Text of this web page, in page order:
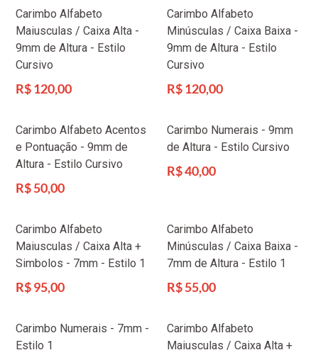
Carimbo Alfabeto
Maiusculas / Caixa Alta -
9mm de Altura - Estilo
Cursivo
Preço
R$ 120,00
Carimbo Alfabeto
Minúsculas / Caixa Baixa -
9mm de Altura - Estilo
Cursivo
Preço
R$ 120,00
Carimbo Alfabeto Acentos
e Pontuação - 9mm de
Altura - Estilo Cursivo
Preço
R$ 50,00
Carimbo Numerais - 9mm
de Altura - Estilo Cursivo
Preço
R$ 40,00
Carimbo Alfabeto
Maiusculas / Caixa Alta +
Simbolos - 7mm - Estilo 1
Preço
R$ 95,00
Carimbo Alfabeto
Minúsculas / Caixa Baixa -
7mm de Altura - Estilo 1
Preço
R$ 55,00
Carimbo Numerais - 7mm -
Estilo 1
Carimbo Alfabeto
Maiusculas / Caixa Alta +